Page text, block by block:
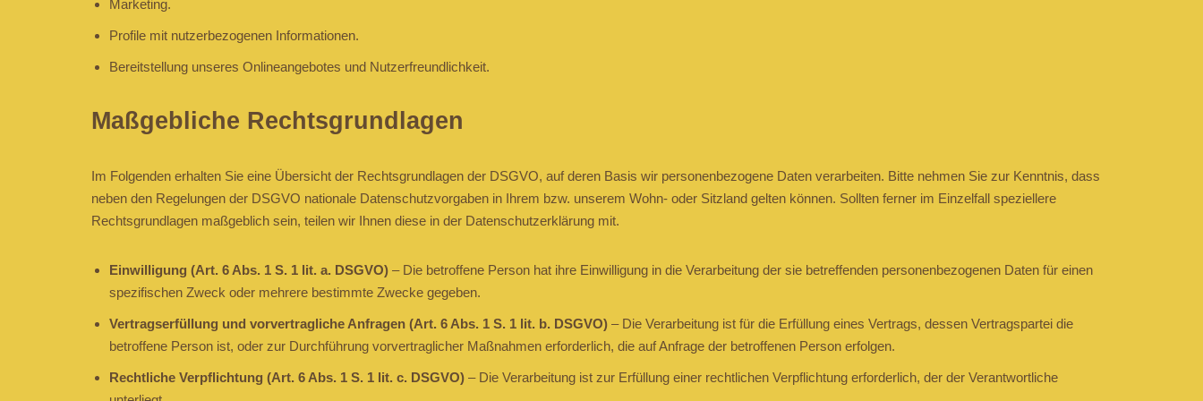
Marketing.
Profile mit nutzerbezogenen Informationen.
Bereitstellung unseres Onlineangebotes und Nutzerfreundlichkeit.
Maßgebliche Rechtsgrundlagen
Im Folgenden erhalten Sie eine Übersicht der Rechtsgrundlagen der DSGVO, auf deren Basis wir personenbezogene Daten verarbeiten. Bitte nehmen Sie zur Kenntnis, dass
neben den Regelungen der DSGVO nationale Datenschutzvorgaben in Ihrem bzw. unserem Wohn- oder Sitzland gelten können. Sollten ferner im Einzelfall speziellere
Rechtsgrundlagen maßgeblich sein, teilen wir Ihnen diese in der Datenschutzerklärung mit.
Einwilligung (Art. 6 Abs. 1 S. 1 lit. a. DSGVO) – Die betroffene Person hat ihre Einwilligung in die Verarbeitung der sie betreffenden personenbezogenen Daten für einen
spezifischen Zweck oder mehrere bestimmte Zwecke gegeben.
Vertragserfüllung und vorvertragliche Anfragen (Art. 6 Abs. 1 S. 1 lit. b. DSGVO) – Die Verarbeitung ist für die Erfüllung eines Vertrags, dessen Vertragspartei die
betroffene Person ist, oder zur Durchführung vorvertraglicher Maßnahmen erforderlich, die auf Anfrage der betroffenen Person erfolgen.
Rechtliche Verpflichtung (Art. 6 Abs. 1 S. 1 lit. c. DSGVO) – Die Verarbeitung ist zur Erfüllung einer rechtlichen Verpflichtung erforderlich, der der Verantwortliche